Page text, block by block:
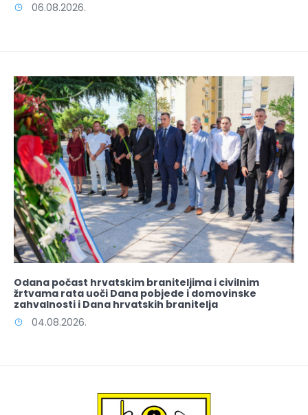
06.08.2026.
Odana počast hrvatskim braniteljima i civilnim
žrtvama rata uoči Dana pobjede i domovinske
zahvalnosti i Dana hrvatskih branitelja
04.08.2026.